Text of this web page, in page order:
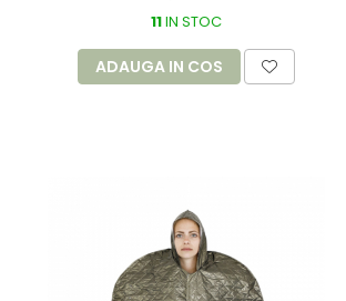
11IN STOC
ADAUGA IN COS